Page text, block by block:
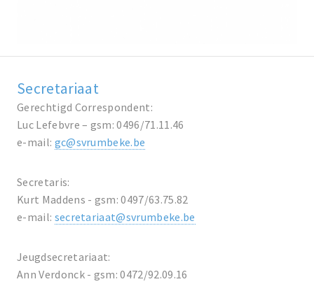
Secretariaat
Gerechtigd Correspondent:
Luc Lefebvre – gsm: 0496/71.11.46
e-mail: gc@svrumbeke.be
Secretaris:
Kurt Maddens - gsm: 0497/63.75.82
e-mail: secretariaat@svrumbeke.be
Jeugdsecretariaat:
Ann Verdonck - gsm: 0472/92.09.16